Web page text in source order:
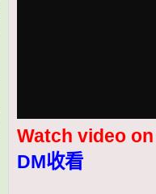
Watch video on
DM收看